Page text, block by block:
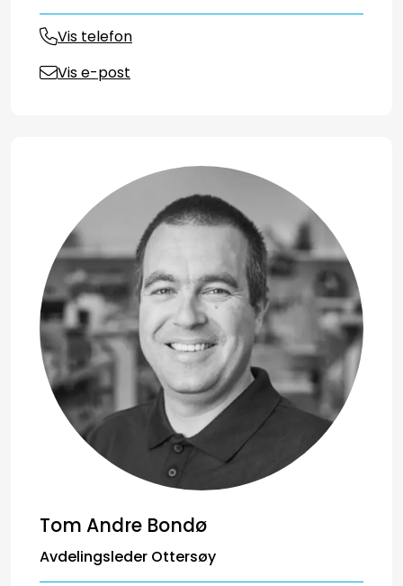
Vis telefon
Vis e-post
Tom Andre Bondø
Avdelingsleder Ottersøy